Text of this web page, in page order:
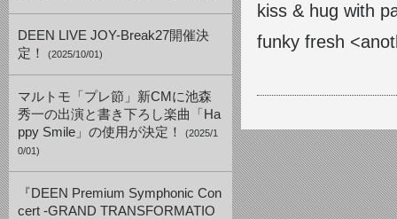
DEEN LIVE JOY-Break27開催決
定！
(2025/10/01)
マルトモ「プレ節」新CMに池森
秀一の出演と書き下ろし楽曲「Ha
ppy Smile」の使用が決定！
(2025/1
0/01)
『DEEN Premium Symphonic Con
cert -GRAND TRANSFORMATIO
kiss & hug with
funky fresh